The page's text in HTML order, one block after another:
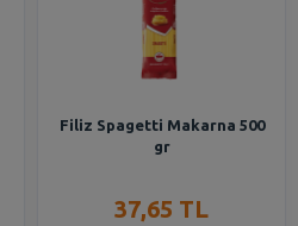
Filiz Spagetti Makarna 500
gr
37,65 TL